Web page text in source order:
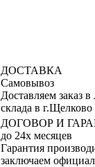
ДОСТАВКА
Самовывоз
Доставляем заказ
склада в
ДОГОВОР И
до 24х месяцев
Гарантия
заключаем